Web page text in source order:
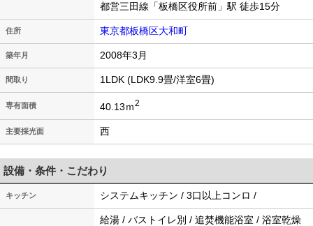
都営三田線「板橋区役所前」駅 徒歩15分
住所 東京都板橋区大和町
築年月 2008年3月
間取り 1LDK (LDK9.9畳/洋室6畳)
専有面積 40.13ｍ2
主要採光面 西
設備・条件・こだわり
キッチン システムキッチン / 3口以上コンロ /
給湯 / バストイレ別 / 追焚機能浴室 / 浴室乾燥